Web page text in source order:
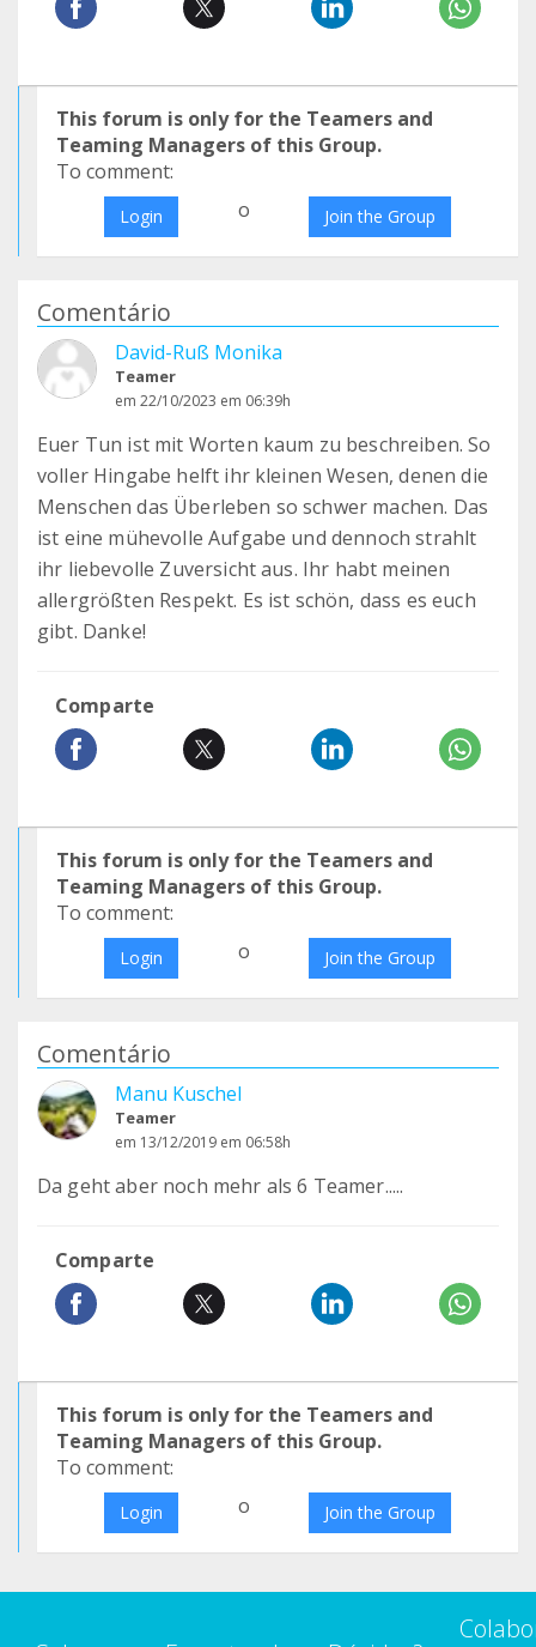
This forum is only for the Teamers and
Teaming Managers of this Group.
To comment:
Login o Join the Group
Comentário
David-Ruß Monika
Teamer
em 22/10/2023 em 06:39h
Euer Tun ist mit Worten kaum zu beschreiben. So
voller Hingabe helft ihr kleinen Wesen, denen die
Menschen das Überleben so schwer machen. Das
ist eine mühevolle Aufgabe und dennoch strahlt
ihr liebevolle Zuversicht aus. Ihr habt meinen
allergrößten Respekt. Es ist schön, dass es euch
gibt. Danke!
Comparte
This forum is only for the Teamers and
Teaming Managers of this Group.
To comment:
Login o Join the Group
Comentário
Manu Kuschel
Teamer
em 13/12/2019 em 06:58h
Da geht aber noch mehr als 6 Teamer.....
Comparte
This forum is only for the Teamers and
Teaming Managers of this Group.
To comment:
Login o Join the Group